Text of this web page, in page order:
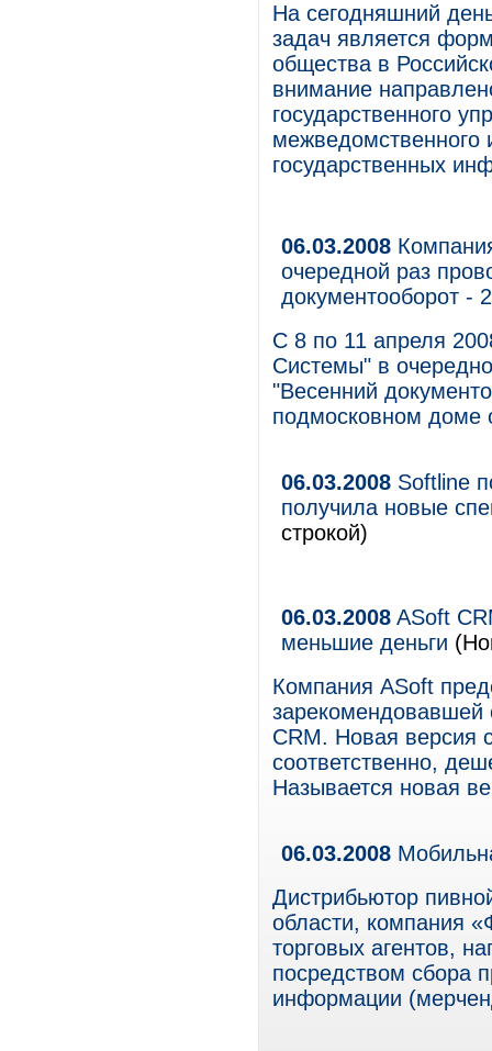
На сегодняшний
задач является
общества в
внимание
государственного
межведомственного
государственных
06.03.2008
очередной раз
документооборот -
С 8 по 11 апреля
Системы" в
"Весенний
подмосковном доме
06.03.2008 Softline
получила новые
строкой)
06.03.2008 ASoft
меньшие деньги
Компания ASoft
зарекомендовавшей
CRM. Новая версия
соответственно,
Называется новая
06.03.2008
Дистрибьютор
области, компания
торговых агентов,
посредством сбора
информации